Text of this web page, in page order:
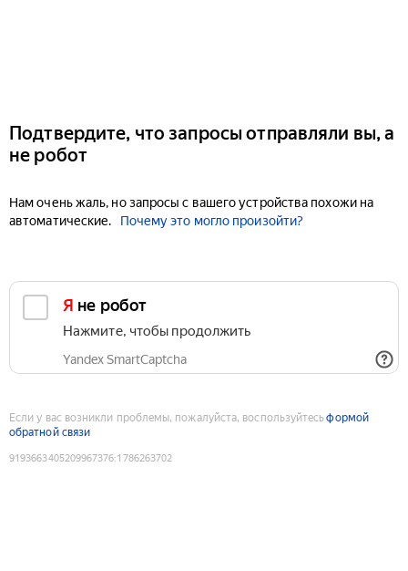
Подтвердите, что запросы отправляли вы, а
не робот
Нам очень жаль, но запросы с вашего устройства похожи на
автоматические.
Почему это могло произойти?
Я не робот
Нажмите, чтобы продолжить
Yandex SmartCaptcha
Если у вас возникли проблемы, пожалуйста, воспользуйтесьформой
обратной связи
9193663405209967376:1786263702